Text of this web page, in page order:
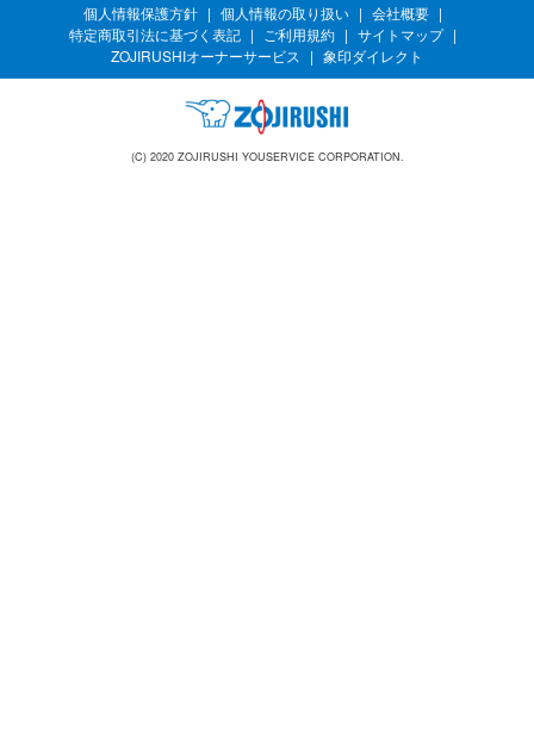
個人情報保護方針 個人情報の取り扱い
会社概要
特定商取引法に基づく表記
ご利用規約
サイトマップ
ZOJIRUSHIオーナーサービス
象印ダイレクト
(C) 2020 ZOJIRUSHI YOUSERVICE CORPORATION.